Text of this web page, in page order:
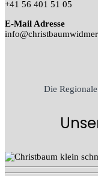
+41 56 401 51 05
E-Mail Adresse
Die